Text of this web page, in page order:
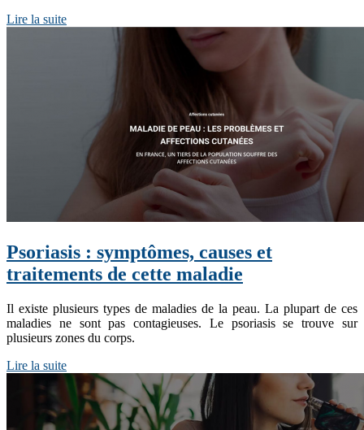
Lire la suite
Psoriasis : symptômes, causes et
traitements de cette maladie
Il existe plusieurs types de maladies de la peau. La plupart de ces
maladies ne sont pas contagieuses. Le psoriasis se trouve sur
plusieurs zones du corps.
Lire la suite